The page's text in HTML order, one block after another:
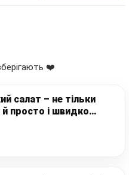
❤️
салат – не тільки
просто і швидко